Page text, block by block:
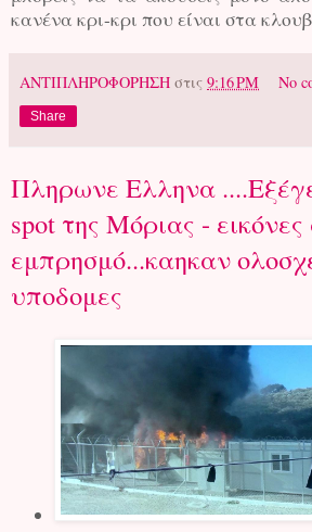
κανένα κρι-κρι που είναι στα
ΑΝΤΙΠΛΗΡΟΦΟΡΗΣΗ στις 9:16 PM No
Share
Πληρωνε Ελληνα
spot της Μόριας -
εμπρησμό...καηκαν
υποδομες